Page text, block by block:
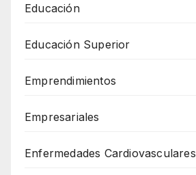
Educación
Educación Superior
Emprendimientos
Empresariales
Enfermedades Cardiovasculares